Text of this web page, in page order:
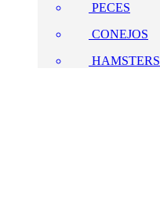
PECES
CONEJOS
HAMSTERS